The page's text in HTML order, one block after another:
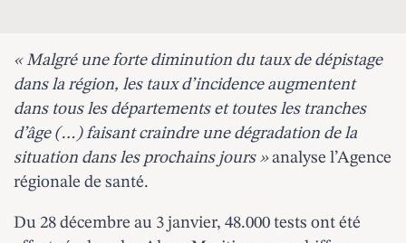
« Malgré une forte diminution du taux de dépistage
dans la région, les taux d’incidence augmentent
dans tous les départements et toutes les tranches
d’âge (…) faisant craindre une dégradation de la
situation dans les prochains jours »analyse l’Agence
régionale de santé.
Du 28 décembre au 3 janvier, 48.000 tests ont été